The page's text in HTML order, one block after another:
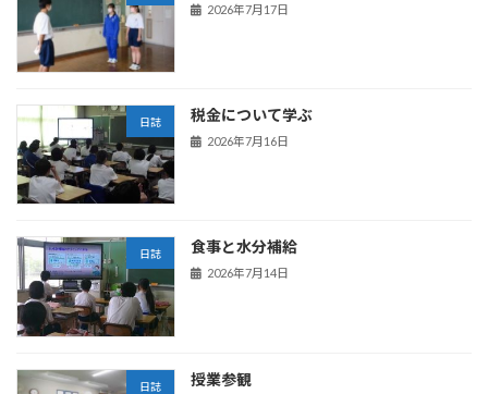
2026年7月17日
日誌 税金について学ぶ
2026年7月16日
日誌 食事と水分補給
2026年7月14日
日誌 授業参観